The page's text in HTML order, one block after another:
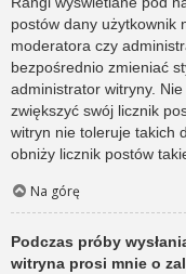
postów dany użytkownik
moderatora czy
bezpośrednio zmieniać
administrator witryny.
zwiększyć swój licznik
witryn nie toleruje takich
obniży licznik postów
Na górę
Podczas próby
witryna prosi mnie o